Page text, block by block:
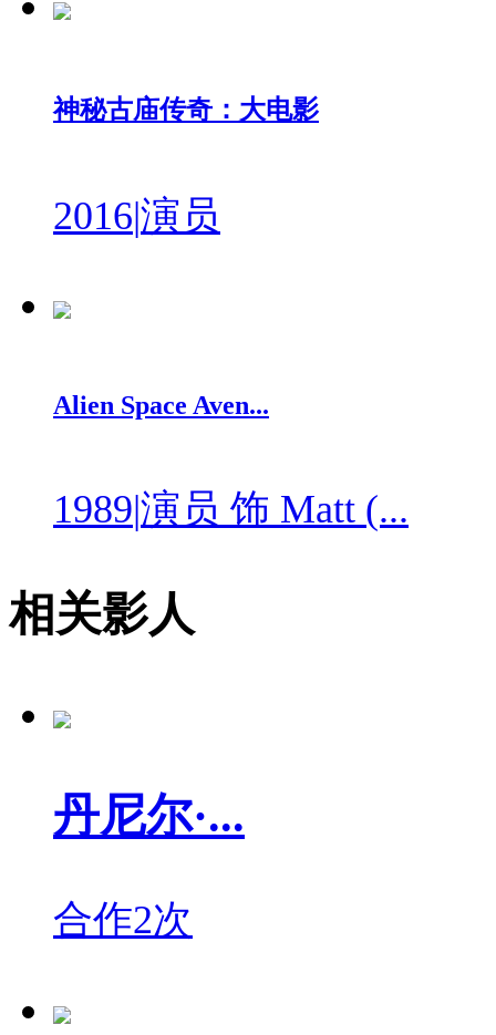
神秘古庙传奇：大电影
2016|演员
Alien Space Aven...
1989|演员 饰 Matt (...
相关影人
丹尼尔·...
合作2次